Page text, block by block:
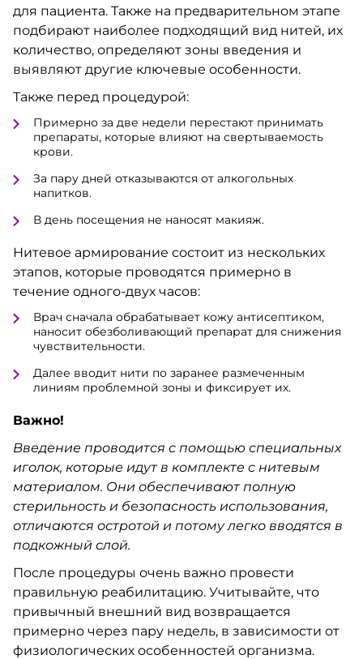
для пациента. Также на предварительном этапе
подбирают наиболее подходящий вид нитей, их
количество, определяют зоны введения и
выявляют другие ключевые особенности.
Также перед процедурой:
Примерно за две недели перестают принимать
препараты, которые влияют на свертываемость
крови.
За пару дней отказываются от алкогольных
напитков.
В день посещения не наносят макияж.
Нитевое армирование состоит из нескольких
этапов, которые проводятся примерно в
течение одного-двух часов:
Врач сначала обрабатывает кожу антисептиком,
наносит обезболивающий препарат для снижения
чувствительности.
Далее вводит нити по заранее размеченным
линиям проблемной зоны и фиксирует их.
Важно!
Введение проводится с помощью специальных
иголок, которые идут в комплекте с нитевым
материалом. Они обеспечивают полную
стерильность и безопасность использования,
отличаются остротой и потому легко вводятся в
подкожный слой.
После процедуры очень важно провести
правильную реабилитацию. Учитывайте, что
привычный внешний вид возвращается
примерно через пару недель, в зависимости от
физиологических особенностей организма.